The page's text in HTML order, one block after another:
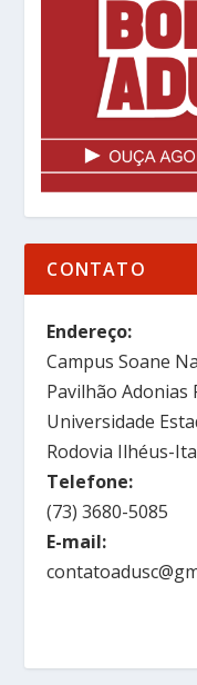
CONTATO
Endereço:
Campus Soane
Pavilhão Adonias
Universidade
Rodovia Ilhéus-
Telefone:
(73) 3680-5085
E-mail: